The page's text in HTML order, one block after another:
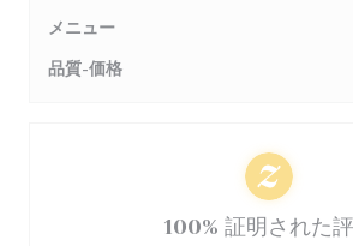
メニュー
品質-価格
100% 証明された